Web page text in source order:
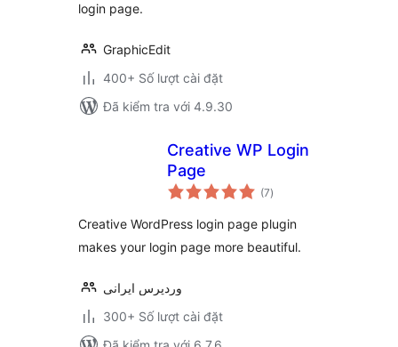
login page.
GraphicEdit
400+ Số lượt cài đặt
Đã kiểm tra với 4.9.30
Creative WP Login
Page
(7tổng
đánh
)
Creative WordPress login page plugin
makes your login page more beautiful.
وردپرس ایرانی
300+ Số lượt cài đặt